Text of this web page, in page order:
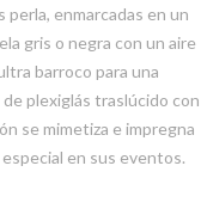
perla, enmarcadas en un
gris o negra con un aire
barroco para una
plexiglás traslúcido con
se mimetiza e impregna
en sus eventos.